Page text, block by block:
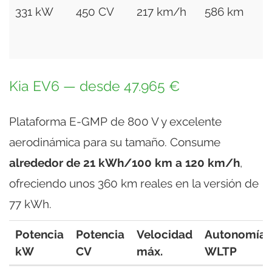
331 kW 450 CV 217 km/h 586 km
Kia EV6 — desde 47.965 €
Plataforma E-GMP de 800 V y excelente
aerodinámica para su tamaño. Consume
alrededor de 21 kWh/100 km a 120 km/h,
ofreciendo unos 360 km reales en la versión de
77 kWh.
Potencia
kW
Potencia
CV
Velocidad
máx.
Autonomía
WLTP